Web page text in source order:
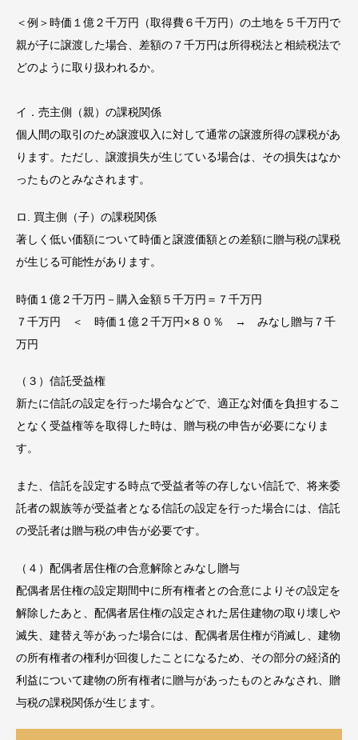
＜例＞時価１億２千万円（取得費６千万円）の土地を５千万円で
親が子に譲渡した場合、差額の７千万円は所得税法と相続税法で
どのように取り扱われるか。
イ．売主側（親）の課税関係
個人間の取引のため譲渡収入に対して通常の譲渡所得の課税があ
ります。ただし、譲渡損失が生じている場合は、その損失はなか
ったものとみなされます。
ロ. 買主側（子）の課税関係
著しく低い価額について時価と譲渡価額との差額に贈与税の課税
が生じる可能性があります。
時価１億２千万円－購入金額５千万円＝７千万円
７千万円 ＜ 時価１億２千万円×８０％ → みなし贈与７千
万円
（３）信託受益権
新たに信託の設定を行った場合などで、適正な対価を負担するこ
となく受益権等を取得した時は、贈与税の申告が必要になりま
す。
また、信託を設定する時点で受益者等の存しない信託で、将来委
託者の親族等が受益者となる信託の設定を行った場合には、信託
の受託者は贈与税の申告が必要です。
（４）配偶者居住権の合意解除とみなし贈与
配偶者居住権の設定期間中に所有権者との合意によりその設定を
解除したあと、配偶者居住権の設定された居住建物の取り壊しや
滅失、建替え等があった場合には、配偶者居住権が消滅し、建物
の所有権者の権利が回復したことになるため、その部分の経済的
利益について建物の所有権者に贈与があったものとみなされ、贈
与税の課税関係が生じます。